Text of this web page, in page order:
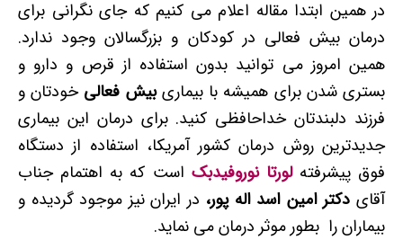
در همین ابتدا مقاله اعلام می کنیم که جای نگرانی برای
درمان بیش فعالی در کودکان و بزرگسالان وجود ندارد.
همین امروز می توانید بدون استفاده از قرص و دارو و
بستری شدن برای همیشه با بیماریبیش فعالی خودتان و
فرزند دلبندتان خداحافظی کنید. برای درمان این بیماری
جدیدترین روش درمان کشور آمریکا، استفاده از دستگاه
فوق پیشرفتهلورتا نوروفیدبک است که به اهتمام جناب
آقایدکتر امین اسد اله پور، در ایران نیز موجود گردیده و
بیماران را بطور موثر درمان می نماید.